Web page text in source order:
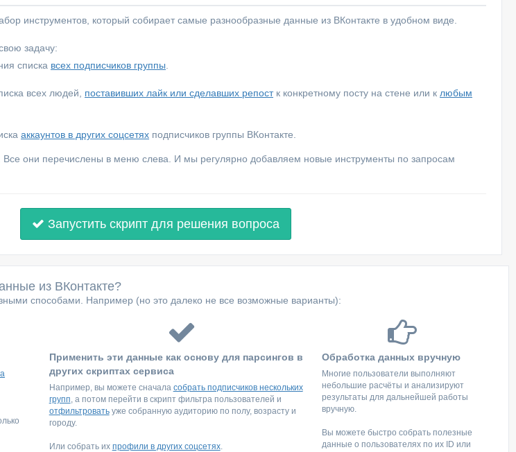
инструментов, который собирает самые разнообразные данные из ВКонтакте в удобном виде.
задачу:
списка всех подписчиков группы
всех людей, поставивших лайк или сделавших репостк конкретному посту на стене или к любым
аккаунтов в других соцсетях подписчиков группы ВКонтакте.
Все они перечислены в меню слева. И мы регулярно добавляем новые инструменты по запросам
Запустить скрипт для решения вопроса
из ВКонтакте?
способами. Например (но это далеко не все возможные варианты):
Применить эти данные как основу для парсингов в
других скриптах сервиса
Например, вы можете сначала собрать подписчиков нескольких
групп, а потом перейти в скрипт фильтра пользователей и
отфильтроватьуже собранную аудиторию по полу, возрасту и
городу.
Или собрать их профили в других соцсетях.
Обработка данных вручную
Многие пользователи выполняют
небольшие расчёты и анализируют
результаты для дальнейшей работы
вручную.
Вы можете быстро собрать полезные
данные о пользователях по их ID или